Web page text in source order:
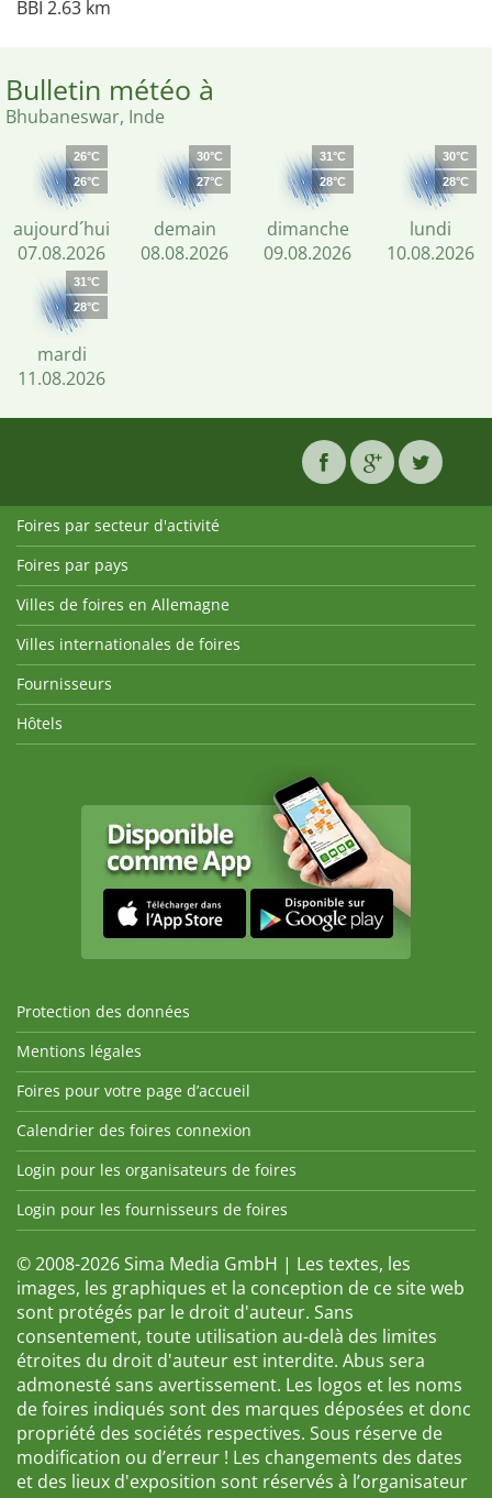
BBI 2.63 km
Bulletin météo à
Bhubaneswar, Inde
26°C
26°C
aujourd´hui
07.08.2026
30°C
27°C
demain
08.08.2026
31°C
28°C
dimanche
09.08.2026
30°C
28°C
lundi
10.08.2026
31°C
28°C
mardi
11.08.2026
Foires par secteur d'activité
Foires par pays
Villes de foires en Allemagne
Villes internationales de foires
Fournisseurs
Hôtels
Protection des données
Mentions légales
Foires pour votre page d’accueil
Calendrier des foires connexion
Login pour les organisateurs de foires
Login pour les fournisseurs de foires
© 2008-2026 Sima Media GmbH | Les textes, les
images, les graphiques et la conception de ce site web
sont protégés par le droit d'auteur. Sans
consentement, toute utilisation au-delà des limites
étroites du droit d'auteur est interdite. Abus sera
admonesté sans avertissement. Les logos et les noms
de foires indiqués sont des marques déposées et donc
propriété des sociétés respectives. Sous réserve de
modification ou d’erreur ! Les changements des dates
et des lieux d'exposition sont réservés à l’organisateur